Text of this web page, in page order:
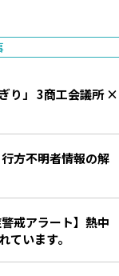
り」 3商工会議所 ×
方不明者情報の解
戒アラート】熱中
ています。